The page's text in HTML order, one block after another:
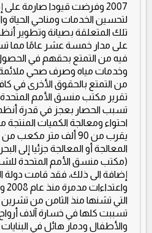
2007 وفرضت قيودا صارمة على
لتحسين الخدمات ومناحي الحياة
تلك المتعلقة بصيانة وتطوير
على مدار خمسة عشر عامًا مما
فيه من التمتع بحقهم في
وخدمات مياه وصرف صحي ملائمة
من التمتع بالحقوق الأخرى في
تقرير مكتب منسق الأمم المتحدة
تسبب الحصار بعجز في قدرة
احتواء ومعالجة الكميات
يقرب من 90 ألف متر
إضافة الى ذلك، فقد قامت
تسببت كلها في خسارة آلاف
والأطفال ودمار هائل في البنايات